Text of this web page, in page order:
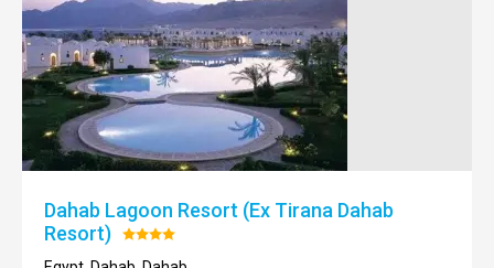
Dahab Lagoon Resort (Ex Tirana Dahab
Resort) Hodnotenie:
4/5